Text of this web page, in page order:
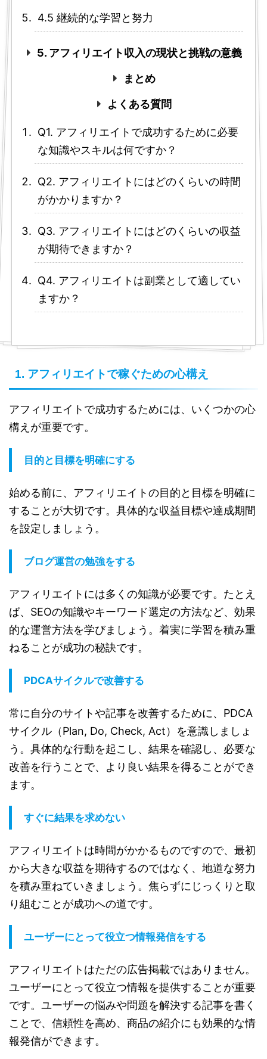
4.5 継続的な学習と努力
5. アフィリエイト収入の現状と挑戦の意義
まとめ
よくある質問
Q1. アフィリエイトで成功するために必要
な知識やスキルは何ですか？
Q2. アフィリエイトにはどのくらいの時間
がかかりますか？
Q3. アフィリエイトにはどのくらいの収益
が期待できますか？
Q4. アフィリエイトは副業として適してい
ますか？
1. アフィリエイトで稼ぐための心構え
アフィリエイトで成功するためには、いくつかの心
構えが重要です。
目的と目標を明確にする
始める前に、アフィリエイトの目的と目標を明確に
することが大切です。具体的な収益目標や達成期間
を設定しましょう。
ブログ運営の勉強をする
アフィリエイトには多くの知識が必要です。たとえ
ば、SEOの知識やキーワード選定の方法など、効果
的な運営方法を学びましょう。着実に学習を積み重
ねることが成功の秘訣です。
PDCAサイクルで改善する
常に自分のサイトや記事を改善するために、PDCA
サイクル（Plan, Do, Check, Act）を意識しましょ
う。具体的な行動を起こし、結果を確認し、必要な
改善を行うことで、より良い結果を得ることができ
ます。
すぐに結果を求めない
アフィリエイトは時間がかかるものですので、最初
から大きな収益を期待するのではなく、地道な努力
を積み重ねていきましょう。焦らずにじっくりと取
り組むことが成功への道です。
ユーザーにとって役立つ情報発信をする
アフィリエイトはただの広告掲載ではありません。
ユーザーにとって役立つ情報を提供することが重要
です。ユーザーの悩みや問題を解決する記事を書く
ことで、信頼性を高め、商品の紹介にも効果的な情
報発信ができます。